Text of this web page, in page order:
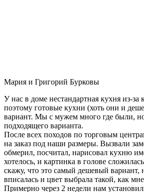
Мария и Григорий Бурковы
У нас в доме нестандартная кухня из-за
поэтому готовые кухни (хоть они и
вариант. Мы с мужем много где были,
подходящего варианта.
После всех походов по торговым
на заказ под наши размеры. Вызвали
обмерил, посчитал, нарисовал кухню
хотелось, и картинка в голове
скажу, что это самый дешевый вариант,
вписалась и цвет выбрала такой, как
Примерно через 2 недели нам